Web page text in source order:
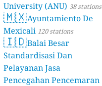
University (ANU) 38 stations
🇲🇽Ayuntamiento De
Mexicali 120 stations
🇮🇩Balai Besar
Standardisasi Dan
Pelayanan Jasa
Pencegahan Pencemaran